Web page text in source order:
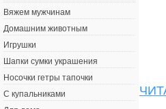
Вяжем мужчинам
Домашним животным
Игрушки
Шапки сумки украшения
Носочки гетры тапочки
С купальниками